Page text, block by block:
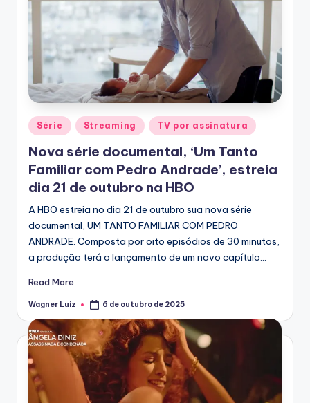
Posted
in
Série Streaming TV por assinatura
Nova série documental, ‘Um Tanto
Familiar com Pedro Andrade’, estreia
dia 21 de outubro na HBO
A HBO estreia no dia 21 de outubro sua nova série
documental, UM TANTO FAMILIAR COM PEDRO
ANDRADE. Composta por oito episódios de 30 minutos,
a produção terá o lançamento de um novo capítulo…
Read More
Posted
Wagner Luiz 6 de outubro de 2025